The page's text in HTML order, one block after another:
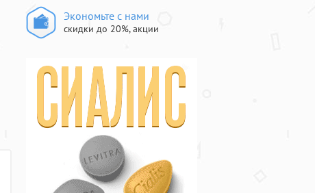
Экономьте с нами
скидки до 20%, акции